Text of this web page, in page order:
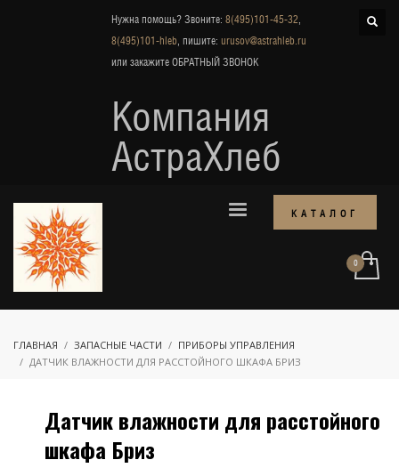
Нужна помощь? Звоните: 8(495)101-45-32,
8(495)101-hleb, пишите: urusov@astrahleb.ru
или закажите ОБРАТНЫЙ ЗВОНОК
Компания
АстраХлеб
КАТАЛОГ
ГЛАВНАЯ ЗАПАСНЫЕ ЧАСТИ
ПРИБОРЫ УПРАВЛЕНИЯ
ДАТЧИК ВЛАЖНОСТИ ДЛЯ РАССТОЙНОГО ШКАФА БРИЗ
Датчик влажности для расстойного
шкафа Бриз